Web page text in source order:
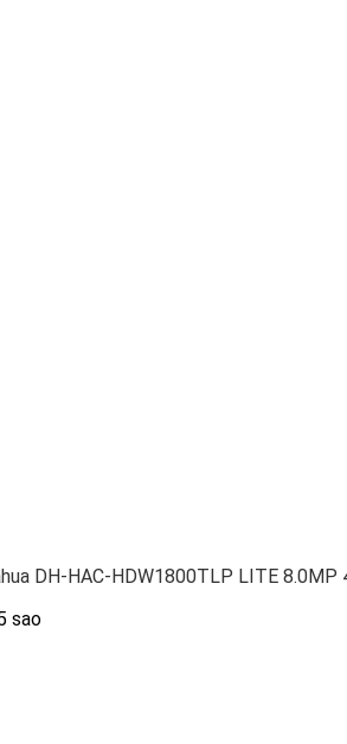
DH-HAC-HDW1800TLP LITE 8.0MP
sao